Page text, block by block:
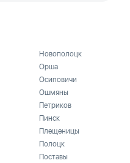
Новополоцк
Орша
Осиповичи
Ошмяны
Петриков
Пинск
Плещеницы
Полоцк
Поставы